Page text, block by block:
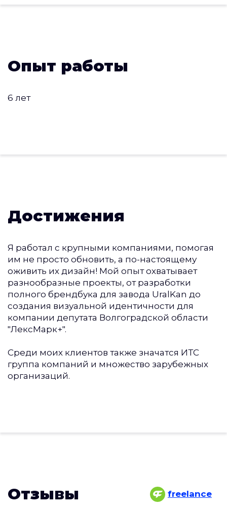
Опыт работы
6 лет
Достижения
Я работал с крупными компаниями, помогая
им не просто обновить, а по-настоящему
оживить их дизайн! Мой опыт охватывает
разнообразные проекты, от разработки
полного брендбука для завода UralKan до
создания визуальной идентичности для
компании депутата Волгоградской области
"ЛексМарк+".
Среди моих клиентов также значатся ИТС
группа компаний и множество зарубежных
организаций.
Отзывы freelance